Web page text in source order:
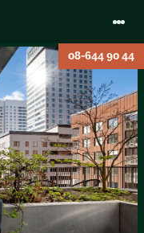
08-644 90 44